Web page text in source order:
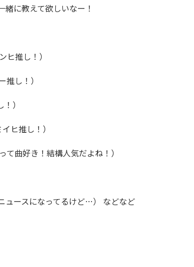
緒に教えて欲しいなー！
ヒ推し！）
推し！）
）
ヒ推し！）
て曲好き！結構人気だよね！）
ュースになってるけど…） などなど